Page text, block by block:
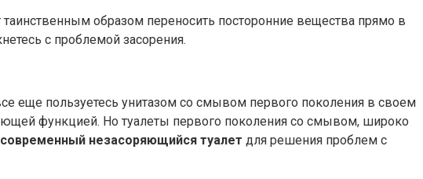
образом переносить посторонние вещества прямо в
с проблемой засорения.
еще пользуетесь унитазом со смывом первого поколения в своем
функцией. Но туалеты первого поколения со смывом, широко
современный незасоряющийся туалет для решения проблем с